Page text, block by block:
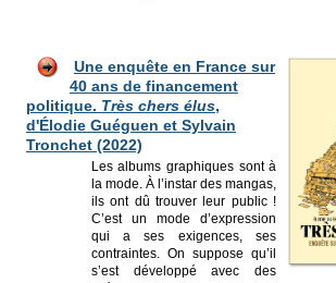
Une enquête en France sur
40 ans de financement
politique. Très chers élus,
d'Élodie Guéguen et Sylvain
Tronchet (2022)
Les albums graphiques sont à
la mode. À l’instar des mangas,
ils ont dû trouver leur public !
C’est un mode d’expression
qui a ses exigences, ses
contraintes. On suppose qu’il
s’est développé avec des